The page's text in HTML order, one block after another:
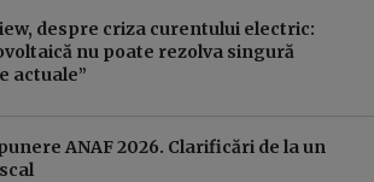
despre criza curentului electric:
nu poate rezolva singură
actuale”
ANAF 2026. Clarificări de la un